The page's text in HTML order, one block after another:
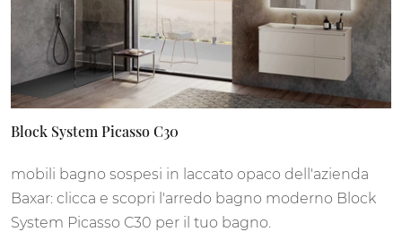
Block System Picasso C30
mobili bagno sospesi in laccato opaco dell'azienda
Baxar: clicca e scopri l'arredo bagno moderno Block
System Picasso C30 per il tuo bagno.